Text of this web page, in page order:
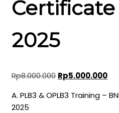
Certificate
2025
Rp8.000.000 Original
was:
Rp5.000.000
is:
A. PLB3 & OPLB3 Training –
2025